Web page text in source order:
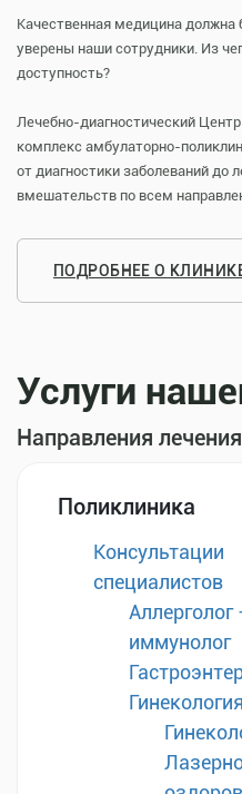
Качественная медицина
уверены наши сотрудники. Из
доступность?
Лечебно-диагностический
комплекс амбулаторно-
от диагностики заболеваний до
вмешательств по всем
ПОДРОБНЕЕ О
Услуги
Направления лечения
Поликлиника
Консультации
специалистов
Аллерголог
иммунолог
Гинекология